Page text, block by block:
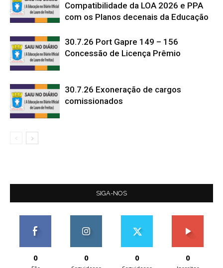
Compatibilidade da LOA 2026 e PPA
com os Planos decenais da Educação
30.7.26 Port Gapre 149 – 156
Concessão de Licença Prêmio
30.7.26 Exoneração de cargos
comissionados
SIGA-NOS
0 0 0 0